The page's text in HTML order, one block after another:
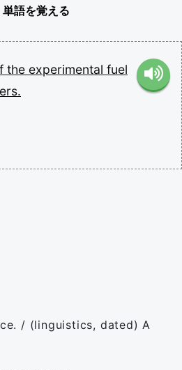
単語を覚える
the experimental fuel
/ (linguistics, dated) A